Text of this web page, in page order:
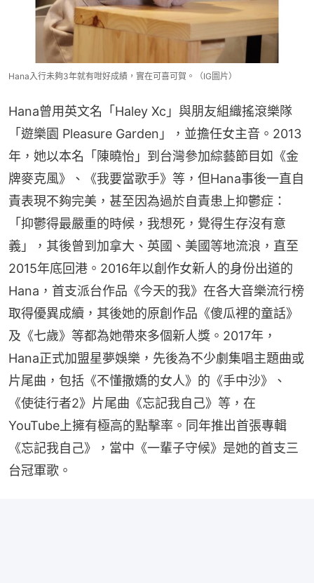
Hana入行未夠3年就有咁好成績，實在可喜可賀。（IG圖片）
Hana曾用英文名「Haley Xc」與朋友組織搖滾樂隊
「遊樂園 Pleasure Garden」，並擔任女主音。2013
年，她以本名「陳曉怡」到台灣參加綜藝節目如《金
牌麥克風》、《我要當歌手》等，但Hana事後一直自
責表現不夠完美，甚至因為過於自責患上抑鬱症：
「抑鬱得最嚴重的時候，我想死，覺得生存沒有意
義」，其後曾到加拿大、英國、美國等地流浪，直至
2015年底回港。2016年以創作女新人的身份出道的
Hana，首支派台作品《今天的我》在各大音樂流行榜
取得優異成續，其後她的原創作品《傻瓜裡的童話》
及《七歲》等都為她帶來多個新人獎。2017年，
Hana正式加盟星夢娛樂，先後為不少劇集唱主題曲或
片尾曲，包括《不懂撒嬌的女人》的《手中沙》、
《使徒行者2》片尾曲《忘記我自己》等，在
YouTube上擁有極高的點擊率。同年推出首張專輯
《忘記我自己》，當中《一輩子守候》是她的首支三
台冠軍歌。